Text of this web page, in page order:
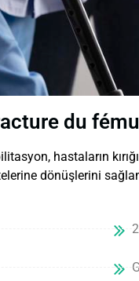
du
hastaların
dönüşlerini